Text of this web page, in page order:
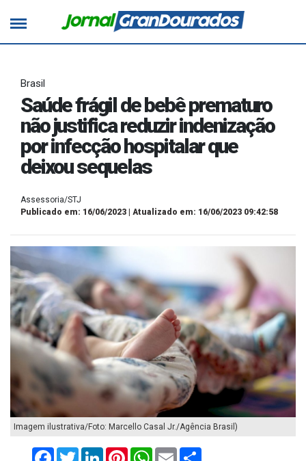
Brasil
Saúde frágil de bebê prematuro
não justifica reduzir indenização
por infecção hospitalar que
deixou sequelas
Assessoria/STJ
Publicado em: 16/06/2023 | Atualizado em: 16/06/2023 09:42:58
Imagem ilustrativa/Foto: Marcello Casal Jr./Agência Brasil)
FacebookTwitterLinkedInPinterestWhatsApp
Email